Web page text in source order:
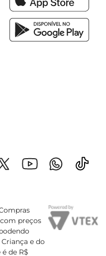
preços
e do
de R$